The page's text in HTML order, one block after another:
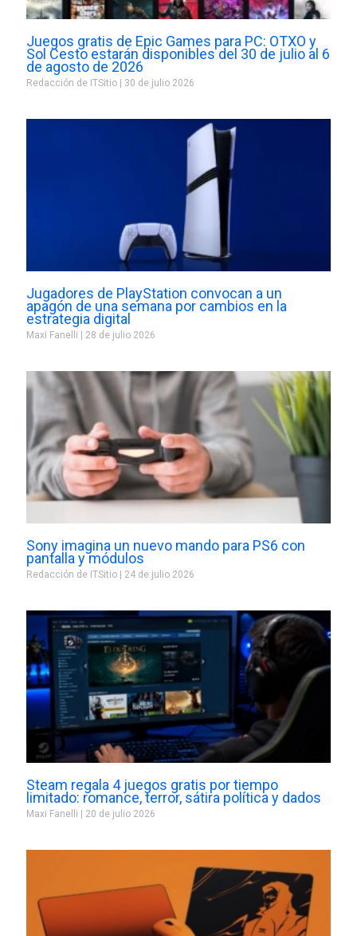
Juegos gratis de Epic Games para PC: OTXO y
Sol Cesto estarán disponibles del 30 de julio al 6
de agosto de 2026
Redacción de ITSitio 30 de julio 2026
Jugadores de PlayStation convocan a un
apagón de una semana por cambios en la
estrategia digital
Maxi Fanelli 28 de julio 2026
Sony imagina un nuevo mando para PS6 con
pantalla y módulos
Redacción de ITSitio 24 de julio 2026
Steam regala 4 juegos gratis por tiempo
limitado: romance, terror, sátira política y dados
Maxi Fanelli 20 de julio 2026